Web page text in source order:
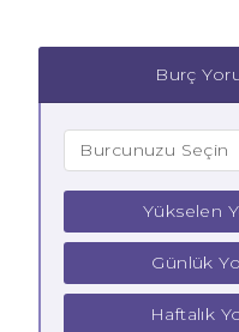
Burç
Yükselen
Günlük
Haftalık